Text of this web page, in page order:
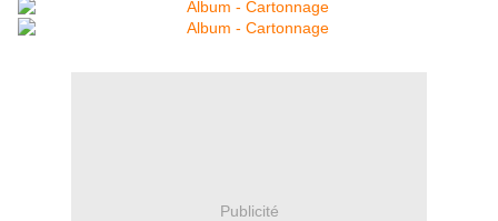
Publicité